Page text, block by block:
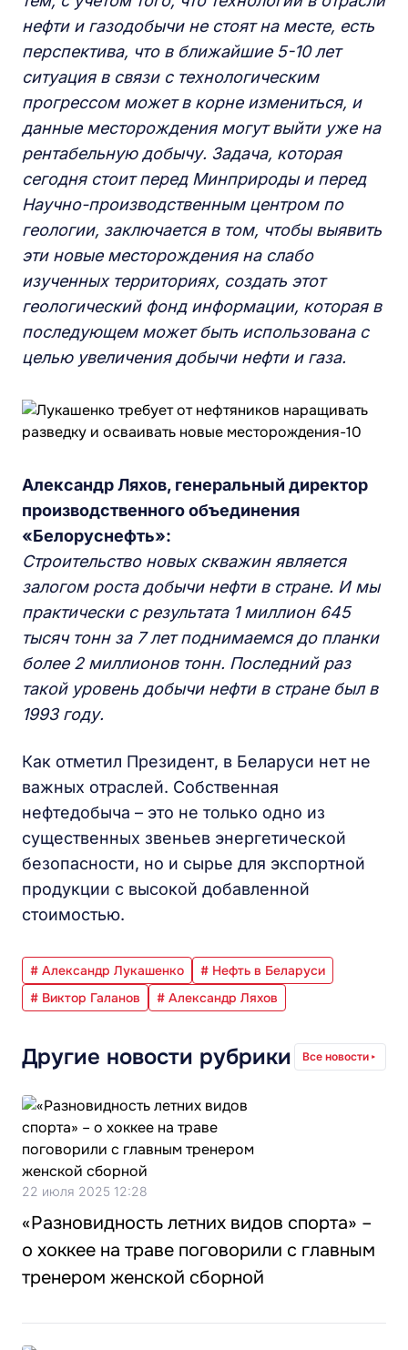
нефти и газодобычи не стоят на месте, есть
перспектива, что в ближайшие 5-10 лет
ситуация в связи с технологическим
прогрессом может в корне измениться, и
данные месторождения могут выйти уже на
рентабельную добычу. Задача, которая
сегодня стоит перед Минприроды и перед
Научно-производственным центром по
геологии, заключается в том, чтобы выявить
эти новые месторождения на слабо
изученных территориях, создать этот
геологический фонд информации, которая в
последующем может быть использована с
целью увеличения добычи нефти и газа.
Александр Ляхов, генеральный директор
производственного объединения
«Белоруснефть»:
Строительство новых скважин является
залогом роста добычи нефти в стране. И мы
практически с результата 1 миллион 645
тысяч тонн за 7 лет поднимаемся до планки
более 2 миллионов тонн. Последний раз
такой уровень добычи нефти в стране был в
1993 году.
Как отметил Президент, в Беларуси нет не
важных отраслей. Собственная
нефтедобыча – это не только одно из
существенных звеньев энергетической
безопасности, но и сырье для экспортной
продукции с высокой добавленной
стоимостью.
# Александр Лукашенко
# Нефть в Беларуси
# Виктор Галанов
# Александр Ляхов
Другие новости рубрики Все новости
22 июля 2025 12:28
«Разновидность летних видов спорта» –
о хоккее на траве поговорили с главным
тренером женской сборной